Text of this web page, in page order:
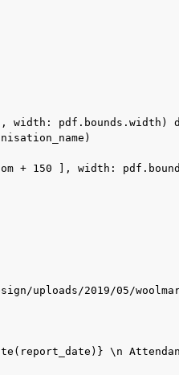
width: pdf.bounds.width)
+ 150 ], width:
uploads/2019/05/
\n